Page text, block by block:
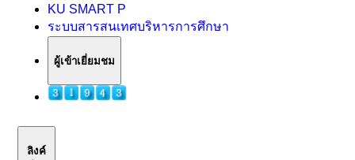
KU SMART P
ระบบสารสนเทศบริหารการศึกษา
ผู้เข้าเยี่ยมชม
ลิงค์